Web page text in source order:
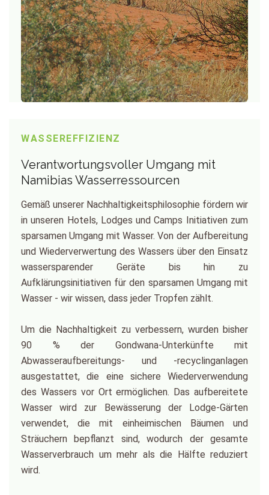
WASSEREFFIZIENZ
Verantwortungsvoller Umgang mit
Namibias Wasserressourcen
Gemäß unserer Nachhaltigkeitsphilosophie fördern wir
in unseren Hotels, Lodges und Camps Initiativen zum
sparsamen Umgang mit Wasser. Von der Aufbereitung
und Wiederverwertung des Wassers über den Einsatz
wassersparender Geräte bis hin zu
Aufklärungsinitiativen für den sparsamen Umgang mit
Wasser - wir wissen, dass jeder Tropfen zählt.
Um die Nachhaltigkeit zu verbessern, wurden bisher
90 % der Gondwana-Unterkünfte mit
Abwasseraufbereitungs- und -recyclinganlagen
ausgestattet, die eine sichere Wiederverwendung
des Wassers vor Ort ermöglichen. Das aufbereitete
Wasser wird zur Bewässerung der Lodge-Gärten
verwendet, die mit einheimischen Bäumen und
Sträuchern bepflanzt sind, wodurch der gesamte
Wasserverbrauch um mehr als die Hälfte reduziert
wird.